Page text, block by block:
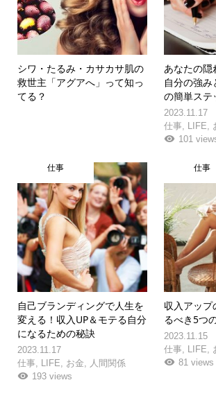
シワ・たるみ・カサカサ肌の
救世主「アグアへ」って知っ
てる？
あなたの隠
自分の強
の簡単ステ
2023.11.17
仕事
LIFE
101
仕事
自己ブランディングで人生を
変える！収入UP＆モテる自分
になるための秘訣
2023.11.17
仕事
LIFE お金
人間関係
193 views
仕事
収入アップ
るべき5つ
2023.11.15
仕事
LIFE
81 views